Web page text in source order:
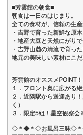
■芳雲館の朝食■
朝食は一日のはじまり。
全ての食材が、信頼の生産
・吉野で育った新鮮な原
・地産大豆と天然にがり
・吉野山麓の清流で育っ
地元の美味しい素材にこ
芳雲館のオススメPOINT
１．フロント奥に広がる
２．近隣駅から送迎あり
く）
３．限定5組！星空観察
◇＊◆＊◇お風呂三昧◇